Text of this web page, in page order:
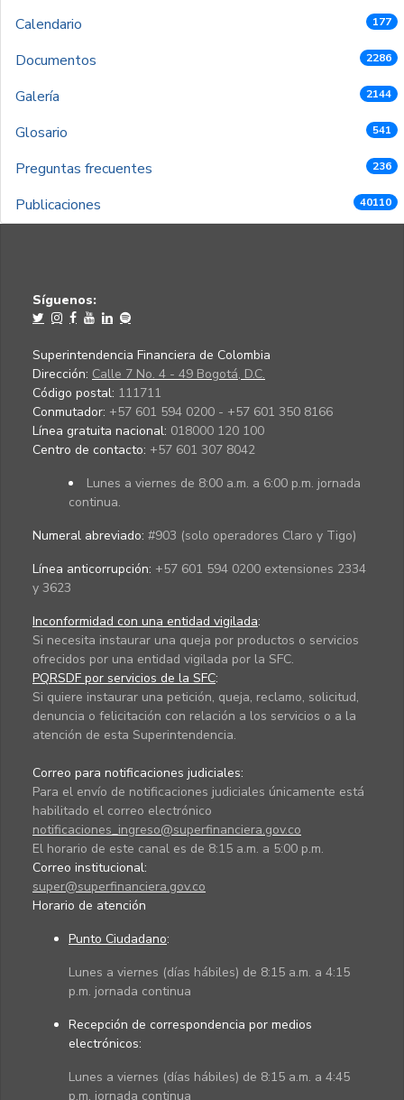
Calendario
177
Documentos 2286
Galería 2144
Glosario 541
Preguntas frecuentes 236
Publicaciones 40110
Síguenos:
Superintendencia Financiera de Colombia
Dirección: Calle 7 No. 4 - 49 Bogotá, D.C.
Código postal: 111711
Conmutador: +57 601 594 0200 - +57 601 350 8166
Línea gratuita nacional: 018000 120 100
Centro de contacto: +57 601 307 8042
Lunes a viernes de 8:00 a.m. a 6:00 p.m. jornada
continua.
Numeral abreviado: #903 (solo operadores Claro y Tigo)
Línea anticorrupción: +57 601 594 0200 extensiones 2334
y 3623
Inconformidad con una entidad vigilada:
Si necesita instaurar una queja por productos o servicios
ofrecidos por una entidad vigilada por la SFC.
PQRSDF por servicios de la SFC:
Si quiere instaurar una petición, queja, reclamo, solicitud,
denuncia o felicitación con relación a los servicios o a la
atención de esta Superintendencia.
Correo para notificaciones judiciales:
Para el envío de notificaciones judiciales únicamente está
habilitado el correo electrónico
notificaciones_ingreso@superfinanciera.gov.co
El horario de este canal es de 8:15 a.m. a 5:00 p.m.
Correo institucional:
super@superfinanciera.gov.co
Horario de atención
Punto Ciudadano:
Lunes a viernes (días hábiles) de 8:15 a.m. a 4:15
p.m. jornada continua
Recepción de correspondencia por medios
electrónicos:
Lunes a viernes (días hábiles) de 8:15 a.m. a 4:45
p.m. jornada continua